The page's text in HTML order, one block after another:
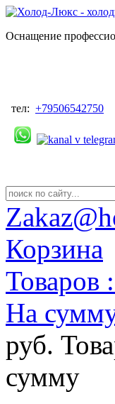
Оснащение
тел: +79506542750
Корзина
Товаров :
На
руб.
сумму